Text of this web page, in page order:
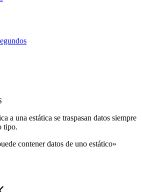
a una estática se traspasan datos siempre
tipo.
contener datos de uno estático»